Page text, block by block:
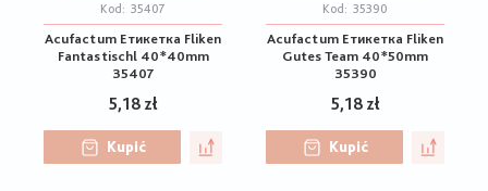
Kod: 35407
Acufactum Етикетка Fliken
Fantastischl 40*40mm
35407
5,18 zł
Kupić
Kod: 35390
Acufactum Етикетка Fliken
Gutes Team 40*50mm
35390
5,18 zł
Kupić